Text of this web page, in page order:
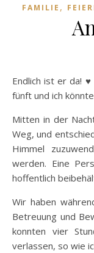
FAMILIE ,
Endlich ist er da! ♥ Seit einer Woche sind wir nun schon zu
fünft und ich
Mitten in der
Weg, und
Himmel
werden. Eine
hoffentlich
Wir haben
Betreuung und
konnten vier
verlassen, so wie